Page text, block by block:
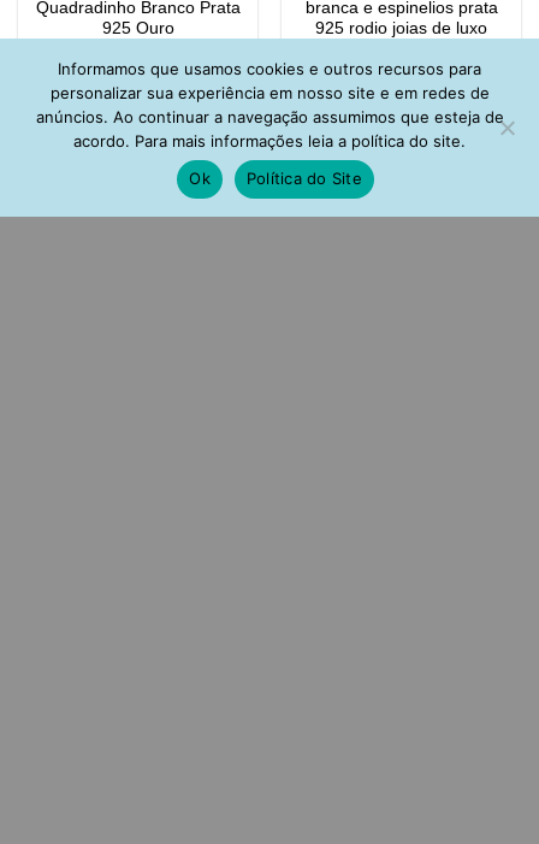
Quadradinho Branco Prata
925 Ouro
branca e espinelios prata
925 rodio joias de luxo
Informamos que usamos cookies e outros recursos para
personalizar sua experiência em nosso site e em redes de
anúncios. Ao continuar a navegação assumimos que esteja de
acordo. Para mais informações leia a política do site.
Ok
Política do Site